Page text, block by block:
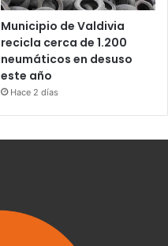
Municipio de Valdivia
recicla cerca de 1.200
neumáticos en desuso
este año
Hace 2 días